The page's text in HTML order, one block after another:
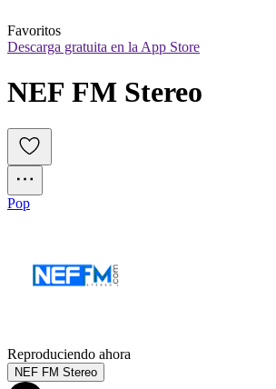
Favoritos
Descarga gratuita en la App Store
NEF FM Stereo
Pop
Reproduciendo ahora
NEF FM Stereo